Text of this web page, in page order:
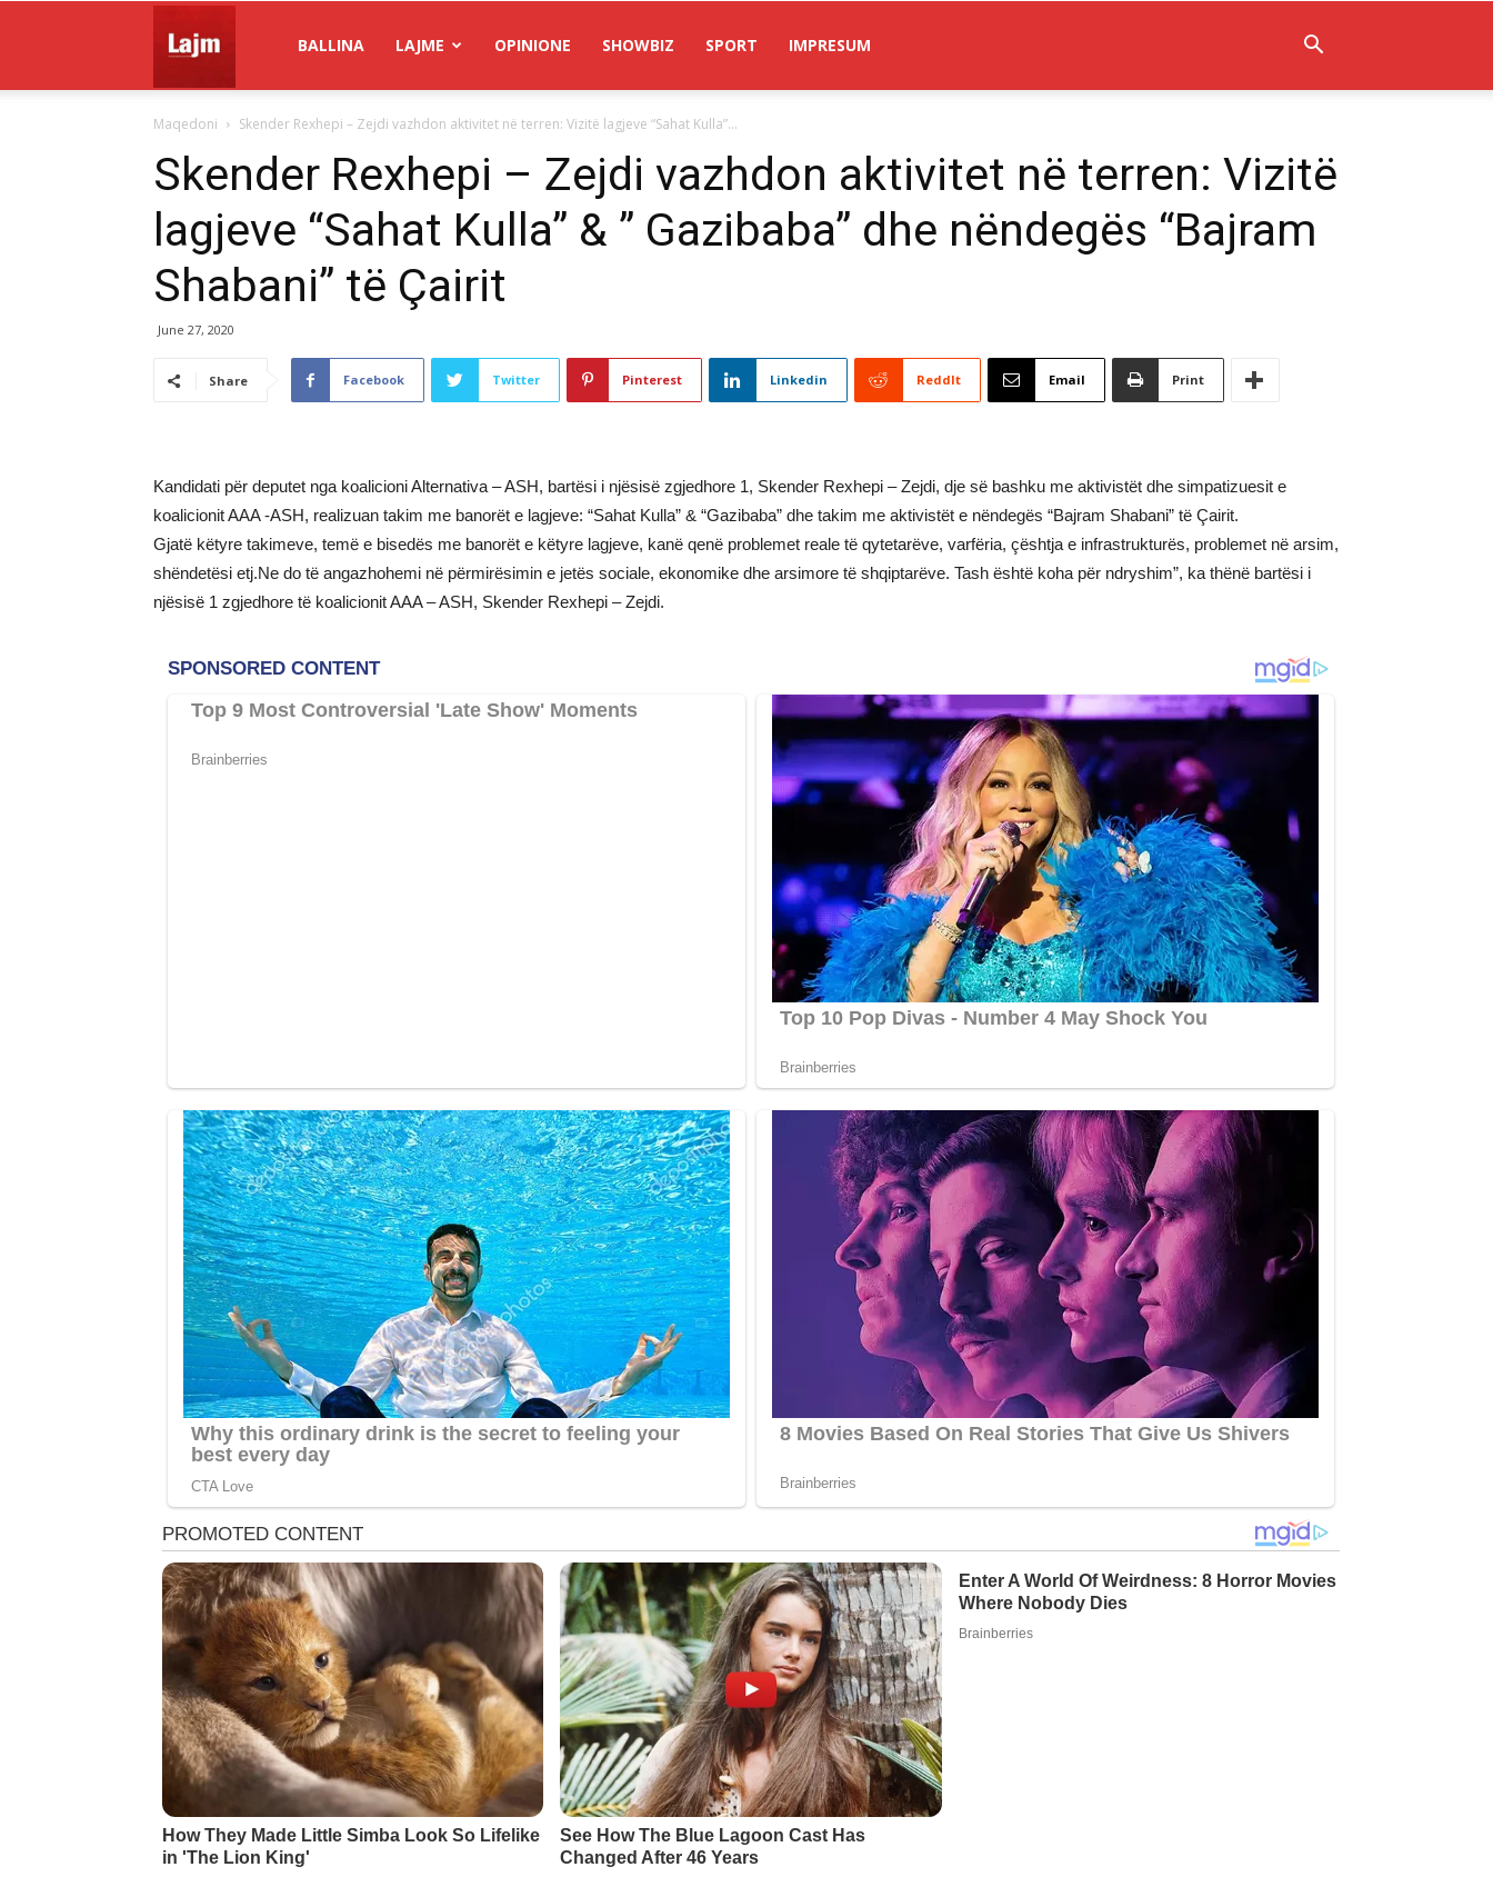
Lajm
BALLINA LAJME OPINIONE SHOWBIZ SPORT IMPRESUM
Maqedoni Skender Rexhepi – Zejdi vazhdon aktivitet në terren: Vizitë lagjeve “Sahat Kulla”...
Skender Rexhepi – Zejdi vazhdon aktivitet në terren: Vizitë
lagjeve “Sahat Kulla” & ” Gazibaba” dhe nëndegës “Bajram
Shabani” të Çairit
June 27, 2020
Share Facebook Twitter Pinterest Linkedin ReddIt Email Print
Kandidati për deputet nga koalicioni Alternativa – ASH, bartësi i njësisë zgjedhore 1, Skender Rexhepi – Zejdi, dje së bashku me aktivistët dhe simpatizuesit e
koalicionit AAA -ASH, realizuan takim me banorët e lagjeve: “Sahat Kulla” & “Gazibaba” dhe takim me aktivistët e nëndegës “Bajram Shabani” të Çairit.
Gjatë këtyre takimeve, temë e bisedës me banorët e këtyre lagjeve, kanë qenë problemet reale të qytetarëve, varfëria, çështja e infrastrukturës, problemet në arsim,
shëndetësi etj.Ne do të angazhohemi në përmirësimin e jetës sociale, ekonomike dhe arsimore të shqiptarëve. Tash është koha për ndryshim”, ka thënë bartësi i
njësisë 1 zgjedhore të koalicionit AAA – ASH, Skender Rexhepi – Zejdi.